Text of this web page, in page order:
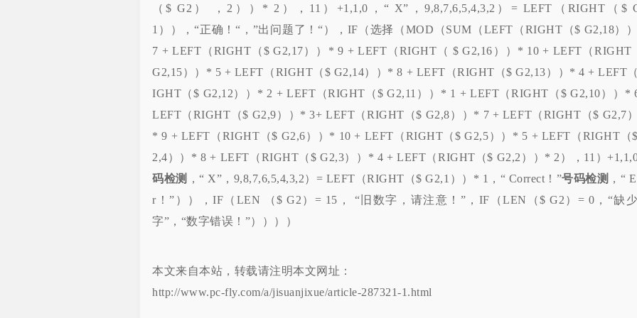
（$ G2） ，2））* 2），11）+1,1,0，“ X”，9,8,7,6,5,4,3,2）= LEFT（RIGHT（$
1）），“正确！“，”出问题了！“），IF（选择（MOD（SUM（LEFT（RIGHT（$ G2,18）
7 + LEFT（RIGHT（$ G2,17））* 9 + LEFT（RIGHT（ $ G2,16））* 10 + LEFT（RIGHT
G2,15））* 5 + LEFT（RIGHT（$ G2,14））* 8 + LEFT（RIGHT（$ G2,13））* 4 + LEFT
IGHT（$ G2,12））* 2 + LEFT（RIGHT（$ G2,11））* 1 + LEFT（RIGHT（$ G2,10））*
LEFT（RIGHT（$ G2,9））* 3+ LEFT（RIGHT（$ G2,8））* 7 + LEFT（RIGHT（$ G2,7）
* 9 + LEFT（RIGHT（$ G2,6））* 10 + LEFT（RIGHT（$ G2,5））* 5 + LEFT（RIGHT（
2,4））* 8 + LEFT（RIGHT（$ G2,3））* 4 + LEFT（RIGHT（$ G2,2））* 2），11）
码检测
，“ X”，9,8,7,6,5,4,3,2）= LEFT（RIGHT（$ G2,1））* 1，“ Correct！”号码检测 ，“
r！”）），IF（LEN （$ G2）= 15， “旧数字，请注意！”，IF（LEN（$ G2）= 0，“缺
字”，“数字错误！”））））
本文来自本站，转载请注明本文网址：
http://www.pc-fly.com/a/jisuanjixue/article-287321-1.html